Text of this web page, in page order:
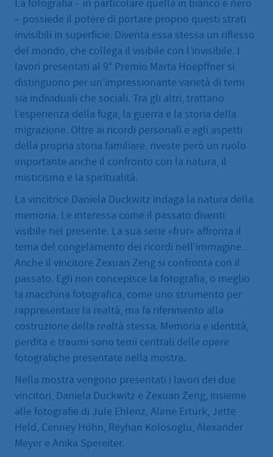
La fotografia – in particolare quella in bianco e nero
– possiede il potere di portare proprio questi strati
invisibili in superficie. Diventa essa stessa un riflesso
del mondo, che collega il visibile con l’invisibile. I
lavori presentati al 9° Premio Marta Hoepffner si
distinguono per un’impressionante varietà di temi
sia individuali che sociali. Tra gli altri, trattano
l’esperienza della fuga, la guerra e la storia della
migrazione. Oltre ai ricordi personali e agli aspetti
della propria storia familiare, riveste però un ruolo
importante anche il confronto con la natura, il
misticismo e la spiritualità.
La vincitrice Daniela Duckwitz indaga la natura della
memoria. Le interessa come il passato diventi
visibile nel presente. La sua serie «frur» affronta il
tema del congelamento dei ricordi nell’immagine.
Anche il vincitore Zexuan Zeng si confronta con il
passato. Egli non concepisce la fotografia, o meglio
la macchina fotografica, come uno strumento per
rappresentare la realtà, ma fa riferimento alla
costruzione della realtà stessa. Memoria e identità,
perdita e traumi sono temi centrali delle opere
fotografiche presentate nella mostra.
Nella mostra vengono presentati i lavori dei due
vincitori, Daniela Duckwitz e Zexuan Zeng, insieme
alle fotografie di Jule Ehlenz, Alime Ertürk, Jette
Held, Cenney Höhn, Reyhan Kolosoglu, Alexander
Meyer e Anika Spereiter.